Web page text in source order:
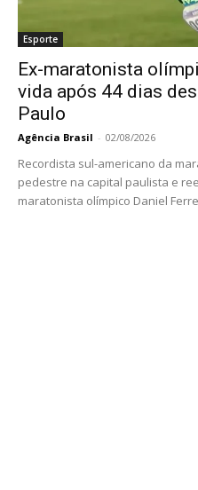
Esporte
Ex-maratonista
vida após 44 dias
Paulo
Agência Brasil - 02/08/2026
Recordista sul-americano da
pedestre na capital paulista e
maratonista olímpico Daniel